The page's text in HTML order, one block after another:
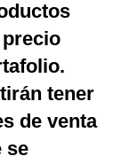
tener
de venta
se